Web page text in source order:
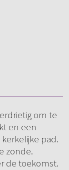
om te
en een
pad.
zonde.
de toekomst.